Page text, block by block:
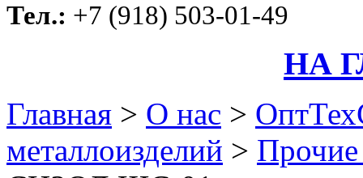
Тел.: +7 (918) 503-01-49
НА
Главная > О нас >
металлоизделий > Прочие